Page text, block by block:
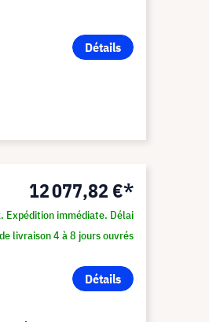
Détails
12 077,82 €*
Expédition immédiate. Délai
de livraison 4 à 8 jours ouvrés
Détails